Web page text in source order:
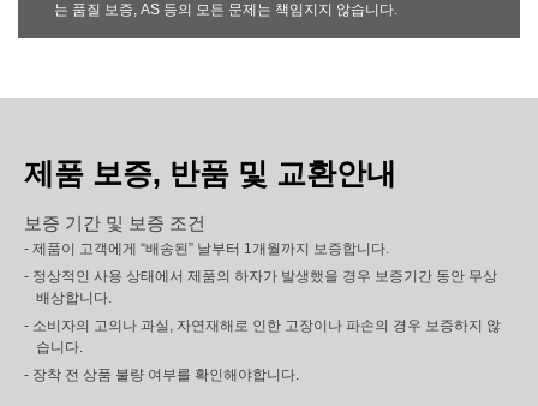
는 품질 보증, AS 등의 모든 문제는 책임지지 않습니다.
제품 보증, 반품 및 교환안내
보증 기간 및 보증 조건
- 제품이 고객에게 “배송된” 날부터 1개월까지 보증합니다.
- 정상적인 사용 상태에서 제품의 하자가 발생했을 경우 보증기간 동안 무상
배상합니다.
- 소비자의 고의나 과실, 자연재해로 인한 고장이나 파손의 경우 보증하지 않
습니다.
- 장착 전 상품 불량 여부를 확인해야합니다.